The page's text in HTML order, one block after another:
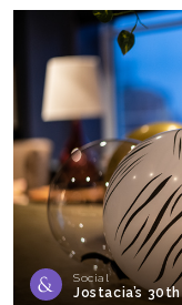
Social
Jostacia’s 30th